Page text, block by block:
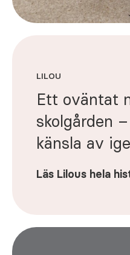
LILOU
Ett oväntat
skolgården
känsla av
Läs Lilous hela